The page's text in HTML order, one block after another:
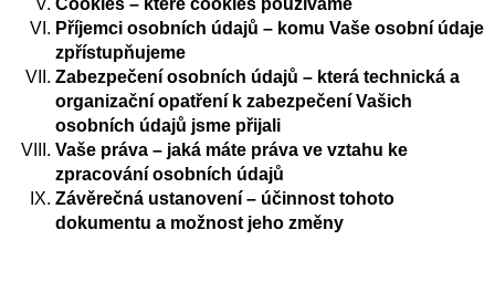
Cookies – které cookies používáme
Příjemci osobních údajů – komu Vaše osobní údaje
zpřístupňujeme
Zabezpečení osobních údajů – která technická a
organizační opatření k zabezpečení Vašich
osobních údajů jsme přijali
Vaše práva – jaká máte práva ve vztahu ke
zpracování osobních údajů
Závěrečná ustanovení – účinnost tohoto
dokumentu a možnost jeho změny